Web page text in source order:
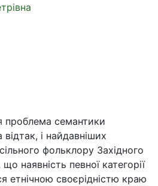
проблема семантики
і найдавніших
фольклору Західного
наявність певної категорії
етнічною своєрідністю краю